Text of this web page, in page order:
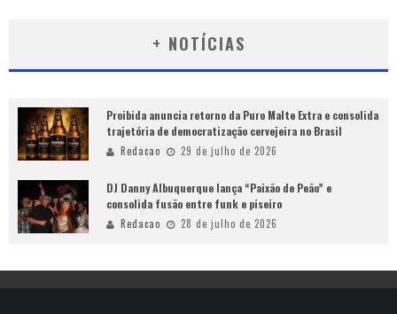
+ NOTÍCIAS
Proibida anuncia retorno da Puro Malte Extra e consolida
trajetória de democratização cervejeira no Brasil
Redacao 29 de julho de 2026
DJ Danny Albuquerque lança “Paixão de Peão” e
consolida fusão entre funk e piseiro
Redacao 28 de julho de 2026